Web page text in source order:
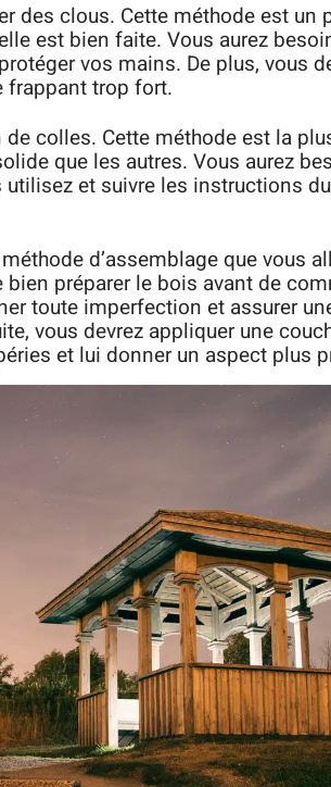
des clous. Cette méthode est un
est bien faite. Vous aurez
vos mains. De plus, vous
frappant trop fort.
colles. Cette méthode est la
que les autres. Vous aurez
utilisez et suivre les instructions
d’assemblage que vous
préparer le bois avant de
toute imperfection et assurer
vous devrez appliquer une
et lui donner un aspect plus